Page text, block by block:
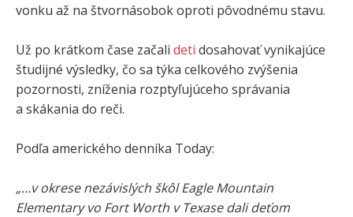
vonku až na štvornásobok oproti pôvodnému stavu.
Už po krátkom čase začali deti dosahovať vynikajúce
študijné výsledky, čo sa týka celkového zvýšenia
pozornosti, zníženia rozptyľujúceho správania
a skákania do reči.
Podľa amerického denníka Today:
„…v okrese nezávislých škôl Eagle Mountain
Elementary vo Fort Worth v Texase dali deťom